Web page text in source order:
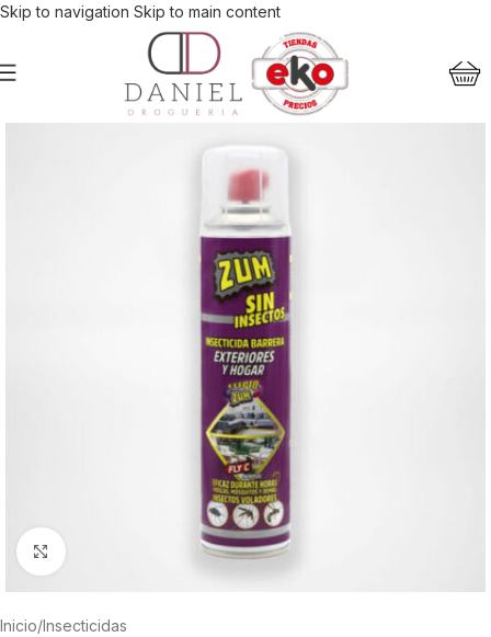
Skip to navigation Skip to main content
Haga Click para agrandar
Inicio/Insecticidas